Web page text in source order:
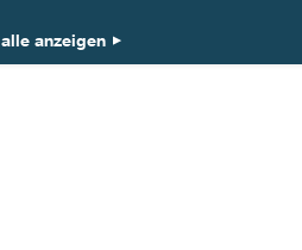
alle anzeigen